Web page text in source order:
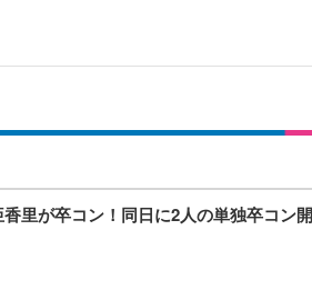
里が卒コン！同日に2人の単独卒コン